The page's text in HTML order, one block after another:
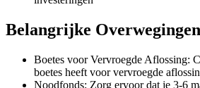
Belangrijke Overwegingen
Boetes voor Vervroegde Aflossing:
boetes heeft voor vervroegde
Noodfonds: Zorg ervoor dat je 3-6